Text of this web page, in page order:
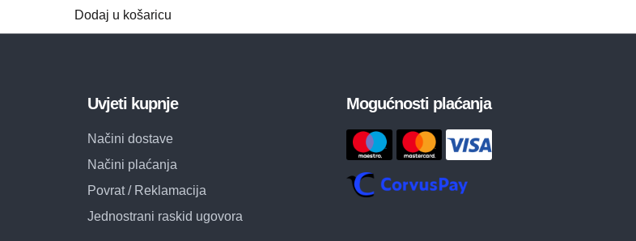
Dodaj u košaricu
Uvjeti kupnje
Načini dostave
Načini plaćanja
Povrat / Reklamacija
Jednostrani raskid ugovora
Mogućnosti plaćanja